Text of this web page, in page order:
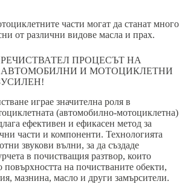
части могат да станат много
от различни видове масла и прах.
ПРОЦЕСЪТ НА
И МОТОЦИКЛЕТНИ
играе значителна роля в
(автомобилно-мотоциклетна)
ефективен и ефикасен метод за
части и компоненти. Технологията
звукови вълни, за да създаде
в почистващия разтвор, които
на почистваните обекти,
мазнина, масло и други замърсители.